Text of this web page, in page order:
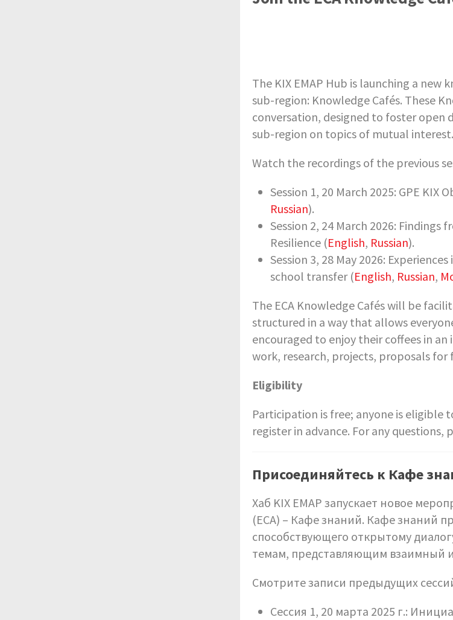
The KIX EMAP Hub is launching a new
sub-region: Knowledge Cafés. These
conversation, designed to foster open
sub-region on topics of mutual interest.
Watch the recordings of the previous
Session 1, 20 March 2025: GPE
Russian).
Session 2, 24 March 2026:
Resilience (English, Russian).
Session 3, 28 May 2026:
school transfer (English, Russian,
The ECA Knowledge Cafés will be
structured in a way that allows
encouraged to enjoy their coffees in
work, research, projects, proposals
Eligibility
Participation is free; anyone is eligible
register in advance. For any
Присоединяйтесь к Кафе
Хаб KIX EMAP запускает новое
(ECA) – Кафе знаний. Кафе знаний
способствующего открытому
темам, представляющим взаимный
Смотрите записи предыдущих
Сессия 1, 20 марта 2025 г.: